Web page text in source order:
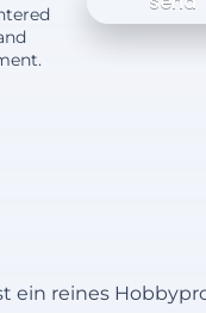
ein reines